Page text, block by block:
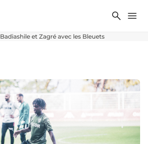
Badiashile et Zagré avec les Bleuets